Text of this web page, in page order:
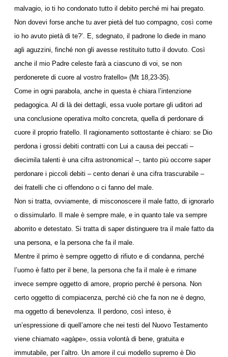
malvagio, io ti ho condonato tutto il debito perché mi hai pregato.
Non dovevi forse anche tu aver pietà del tuo compagno, così come
io ho avuto pietà di te?’. E, sdegnato, il padrone lo diede in mano
agli aguzzini, finché non gli avesse restituito tutto il dovuto. Così
anche il mio Padre celeste farà a ciascuno di voi, se non
perdonerete di cuore al vostro fratello» (Mt 18,23-35).
Come in ogni parabola, anche in questa è chiara l’intenzione
pedagogica. Al di là dei dettagli, essa vuole portare gli uditori ad
una conclusione operativa molto concreta, quella di perdonare di
cuore il proprio fratello. Il ragionamento sottostante è chiaro: se Dio
perdona i grossi debiti contratti con Lui a causa dei peccati –
diecimila talenti è una cifra astronomica! –, tanto più occorre saper
perdonare i piccoli debiti – cento denari è una cifra trascurabile –
dei fratelli che ci offendono o ci fanno del male.
Non si tratta, ovviamente, di misconoscere il male fatto, di ignorarlo
o dissimularlo. Il male è sempre male, e in quanto tale va sempre
aborrito e detestato. Si tratta di saper distinguere tra il male fatto da
una persona, e la persona che fa il male.
Mentre il primo è sempre oggetto di rifiuto e di condanna, perché
l’uomo è fatto per il bene, la persona che fa il male è e rimane
invece sempre oggetto di amore, proprio perché è persona. Non
certo oggetto di compiacenza, perché ciò che fa non ne è degno,
ma oggetto di benevolenza. Il perdono, così inteso, è
un’espressione di quell’amore che nei testi del Nuovo Testamento
viene chiamato «agàpe», ossia volontà di bene, gratuita e
immutabile, per l’altro. Un amore il cui modello supremo è Dio